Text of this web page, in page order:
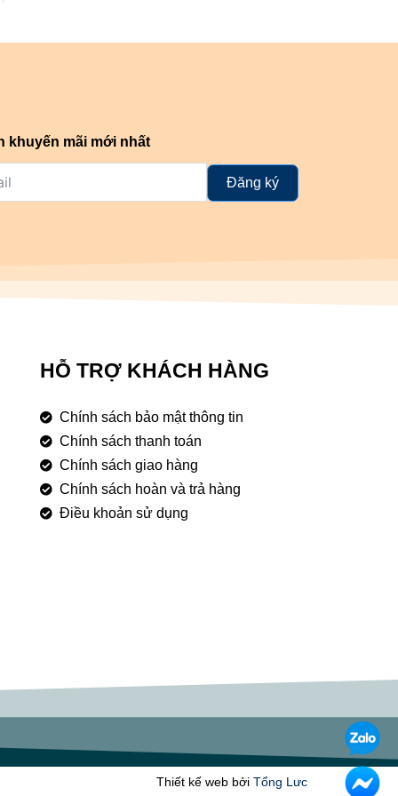
khuyến mãi mới nhất
Đăng ký
HỖ TRỢ KHÁCH HÀNG
Chính sách bảo mật thông tin
Chính sách thanh toán
Chính sách giao hàng
Chính sách hoàn và trả hàng
Điều khoản sử dụng
Thiết kế web bởi Tổng Lưc